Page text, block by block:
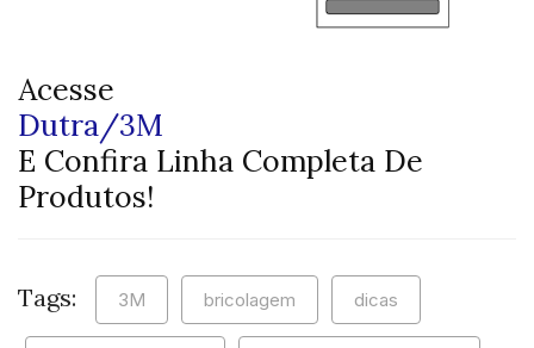
Acesse
Dutra/3M
E Confira Linha Completa De
Produtos!
Tags: 3M bricolagem dicas